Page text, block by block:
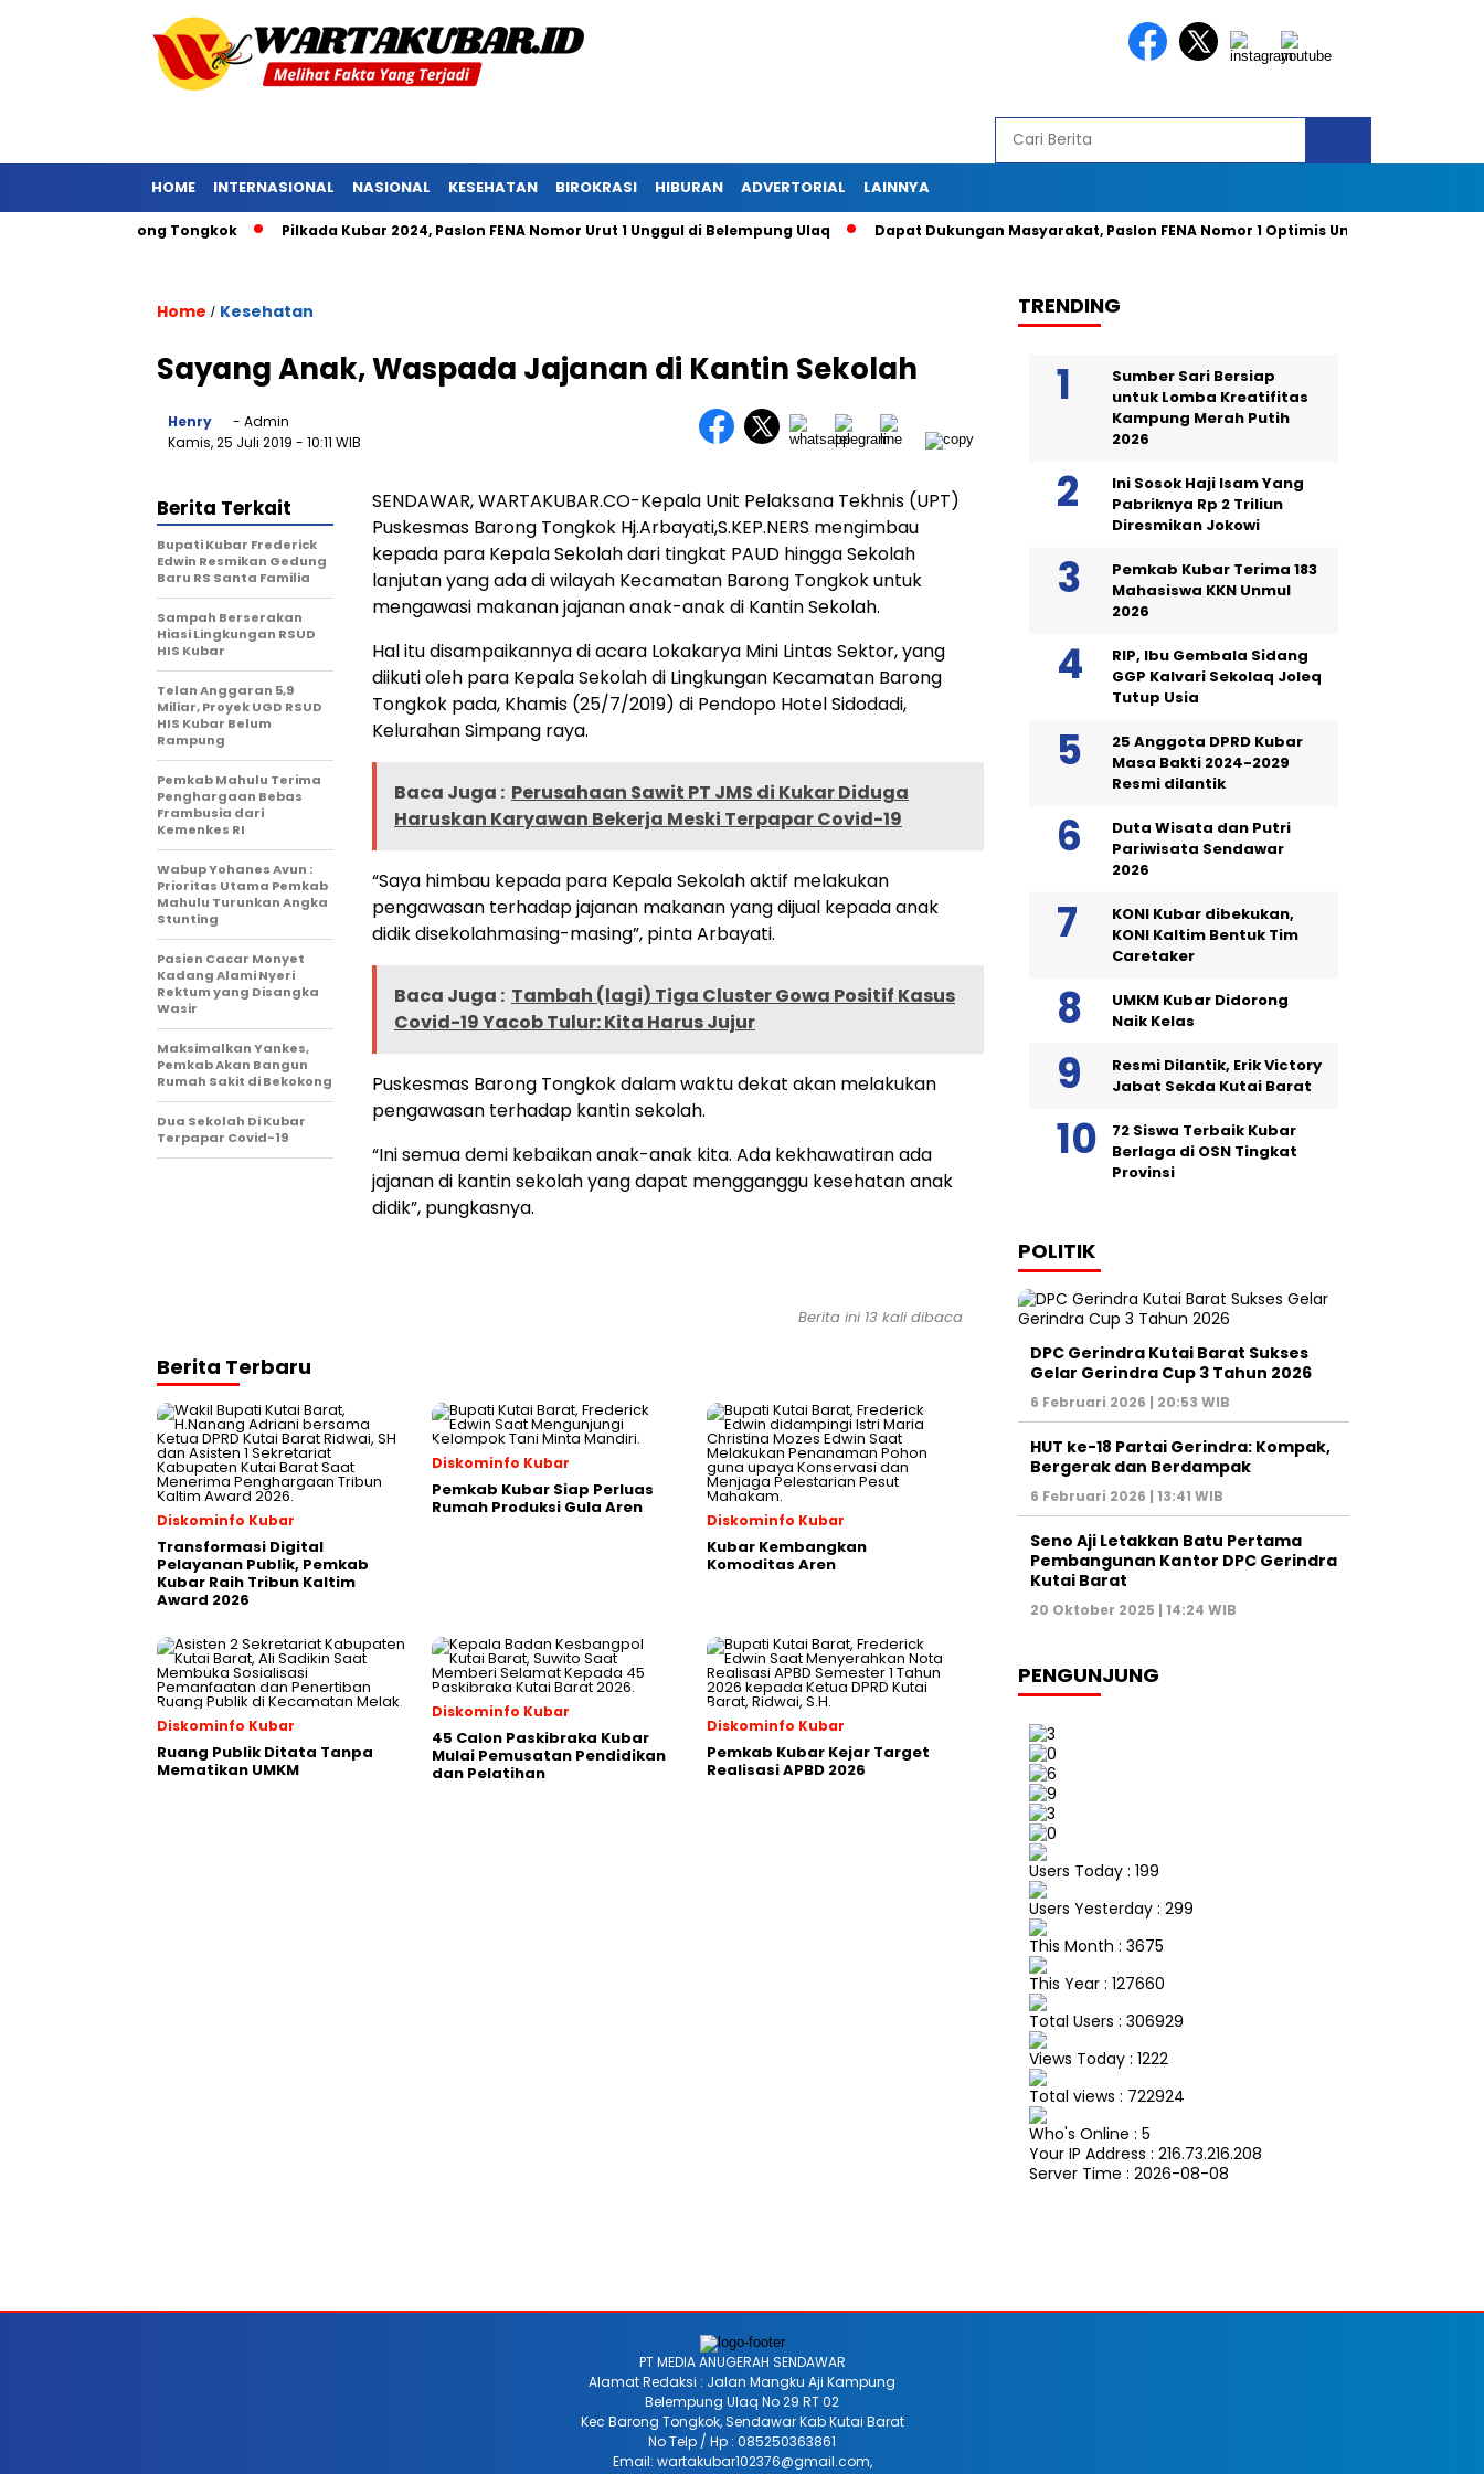
HOME INTERNASIONAL NASIONAL KESEHATAN BIROKRASI HIBURAN ADVERTORIAL LAINNYA
Pniel Barong Tongkok Pilkada Kubar 2024, Paslon FENA Nomor Urut 1 Unggul di Belempung Ulaq Dapat Dukungan Masyarakat, Paslon FENA Nomor 1 Optimis Unggul 49 Persen Suara
Home / Kesehatan
Sayang Anak, Waspada Jajanan di Kantin Sekolah
Henry
- Admin
Kamis, 25 Juli 2019 - 10:11 WIB
SENDAWAR, WARTAKUBAR.CO-Kepala Unit Pelaksana Tekhnis (UPT)
Puskesmas Barong Tongkok Hj.Arbayati,S.KEP.NERS mengimbau
kepada para Kepala Sekolah dari tingkat PAUD hingga Sekolah
lanjutan yang ada di wilayah Kecamatan Barong Tongkok untuk
mengawasi makanan jajanan anak-anak di Kantin Sekolah.
Hal itu disampaikannya di acara Lokakarya Mini Lintas Sektor, yang
diikuti oleh para Kepala Sekolah di Lingkungan Kecamatan Barong
Tongkok pada, Khamis (25/7/2019) di Pendopo Hotel Sidodadi,
Kelurahan Simpang raya.
Baca Juga : Perusahaan Sawit PT JMS di Kukar Diduga
Haruskan Karyawan Bekerja Meski Terpapar Covid-19
“Saya himbau kepada para Kepala Sekolah aktif melakukan
pengawasan terhadap jajanan makanan yang dijual kepada anak
didik disekolahmasing-masing”, pinta Arbayati.
Baca Juga : Tambah (lagi) Tiga Cluster Gowa Positif Kasus
Covid-19 Yacob Tulur: Kita Harus Jujur
Puskesmas Barong Tongkok dalam waktu dekat akan melakukan
pengawasan terhadap kantin sekolah.
“Ini semua demi kebaikan anak-anak kita. Ada kekhawatiran ada
jajanan di kantin sekolah yang dapat mengganggu kesehatan anak
didik”, pungkasnya.
Berita Terkait
Bupati Kubar Frederick
Edwin Resmikan Gedung
Baru RS Santa Familia
Sampah Berserakan
Hiasi Lingkungan RSUD
HIS Kubar
Telan Anggaran 5,9
Miliar, Proyek UGD RSUD
HIS Kubar Belum
Rampung
Pemkab Mahulu Terima
Penghargaan Bebas
Frambusia dari
Kemenkes RI
Wabup Yohanes Avun :
Prioritas Utama Pemkab
Mahulu Turunkan Angka
Stunting
Pasien Cacar Monyet
Kadang Alami Nyeri
Rektum yang Disangka
Wasir
Maksimalkan Yankes,
Pemkab Akan Bangun
Rumah Sakit di Bekokong
Dua Sekolah Di Kubar
Terpapar Covid-19
Berita ini 13 kali dibaca
Berita Terbaru
Diskominfo Kubar
Transformasi Digital
Pelayanan Publik, Pemkab
Kubar Raih Tribun Kaltim
Award 2026
Diskominfo Kubar
Pemkab Kubar Siap Perluas
Rumah Produksi Gula Aren
Diskominfo Kubar
Kubar Kembangkan
Komoditas Aren
Diskominfo Kubar
Ruang Publik Ditata Tanpa
Mematikan UMKM
Diskominfo Kubar
45 Calon Paskibraka Kubar
Mulai Pemusatan Pendidikan
dan Pelatihan
Diskominfo Kubar
Pemkab Kubar Kejar Target
Realisasi APBD 2026
TRENDING
Sumber Sari Bersiap
untuk Lomba Kreatifitas
Kampung Merah Putih
2026
Ini Sosok Haji Isam Yang
Pabriknya Rp 2 Triliun
Diresmikan Jokowi
Pemkab Kubar Terima 183
Mahasiswa KKN Unmul
2026
RIP, Ibu Gembala Sidang
GGP Kalvari Sekolaq Joleq
Tutup Usia
25 Anggota DPRD Kubar
Masa Bakti 2024-2029
Resmi dilantik
Duta Wisata dan Putri
Pariwisata Sendawar
2026
KONI Kubar dibekukan,
KONI Kaltim Bentuk Tim
Caretaker
UMKM Kubar Didorong
Naik Kelas
Resmi Dilantik, Erik Victory
Jabat Sekda Kutai Barat
72 Siswa Terbaik Kubar
Berlaga di OSN Tingkat
Provinsi
POLITIK
DPC Gerindra Kutai Barat Sukses
Gelar Gerindra Cup 3 Tahun 2026
6 Februari 2026 | 20:53 WIB
HUT ke-18 Partai Gerindra: Kompak,
Bergerak dan Berdampak
6 Februari 2026 | 13:41 WIB
Seno Aji Letakkan Batu Pertama
Pembangunan Kantor DPC Gerindra
Kutai Barat
20 Oktober 2025 | 14:24 WIB
PENGUNJUNG
Users Today : 199
Users Yesterday : 299
This Month : 3675
This Year : 127660
Total Users : 306929
Views Today : 1222
Total views : 722924
Who's Online : 5
Your IP Address : 216.73.216.208
Server Time : 2026-08-08
PT MEDIA ANUGERAH SENDAWAR
Alamat Redaksi : Jalan Mangku Aji Kampung
Belempung Ulaq No 29 RT 02
Kec Barong Tongkok, Sendawar Kab Kutai Barat
No Telp / Hp : 085250363861
Email: wartakubar102376@gmail.com,